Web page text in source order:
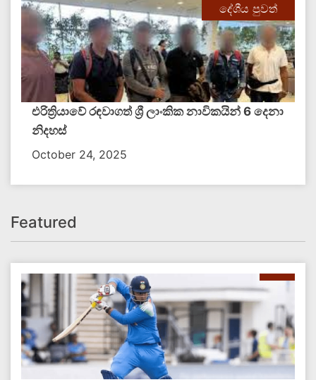
දේශීය පුවත්
එරිත්‍රියාවේ රඳවාගත් ශ්‍රී ලාංකික නාවිකයින් 6 දෙනා
නිදහස්
October 24, 2025
Featured